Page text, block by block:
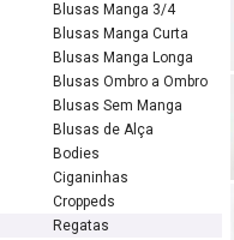
Blusas Manga 3/4
Blusas Manga Curta
Blusas Manga Longa
Blusas Ombro a Ombro
Blusas Sem Manga
Blusas de Alça
Bodies
Ciganinhas
Croppeds
Regatas